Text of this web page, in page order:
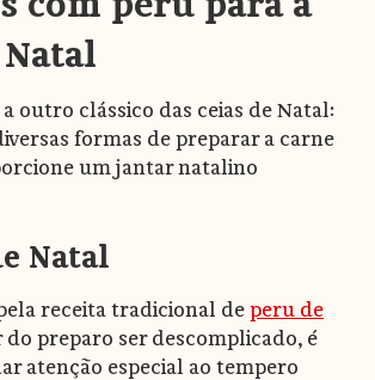
outro clássico das ceias de Natal:
formas de preparar a carne
um jantar natalino
Natal
receita tradicional de peru de
do preparo ser descomplicado, é
atenção especial ao tempero